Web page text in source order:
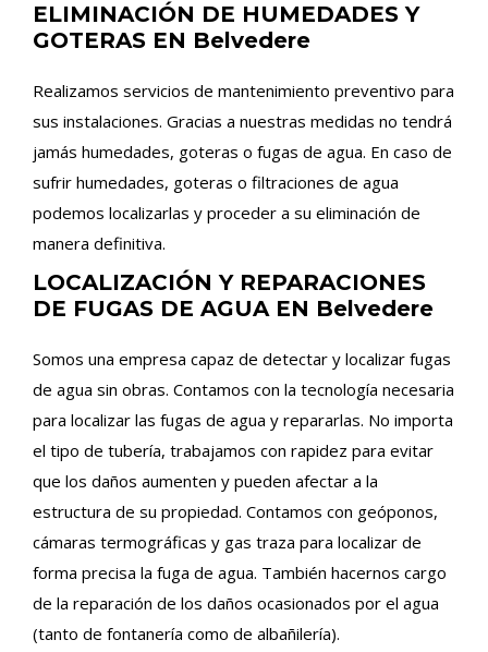
ELIMINACIÓN DE HUMEDADES Y
GOTERAS EN Belvedere
Realizamos servicios de mantenimiento preventivo para
sus instalaciones. Gracias a nuestras medidas no tendrá
jamás humedades, goteras o fugas de agua. En caso de
sufrir humedades, goteras o filtraciones de agua
podemos localizarlas y proceder a su eliminación de
manera definitiva.
LOCALIZACIÓN Y REPARACIONES
DE FUGAS DE AGUA EN Belvedere
Somos una empresa capaz de detectar y localizar fugas
de agua sin obras. Contamos con la tecnología necesaria
para localizar las fugas de agua y repararlas. No importa
el tipo de tubería, trabajamos con rapidez para evitar
que los daños aumenten y pueden afectar a la
estructura de su propiedad. Contamos con geóponos,
cámaras termográficas y gas traza para localizar de
forma precisa la fuga de agua. También hacernos cargo
de la reparación de los daños ocasionados por el agua
(tanto de fontanería como de albañilería).